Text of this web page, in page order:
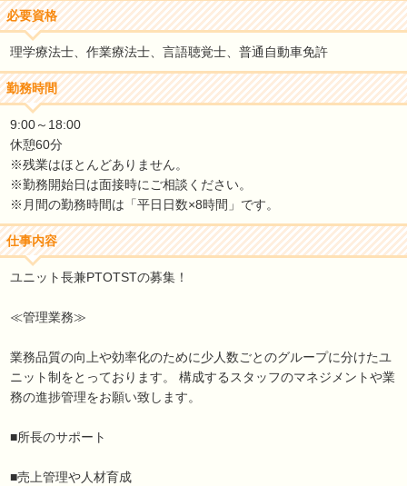
必要資格
理学療法士、作業療法士、言語聴覚士、普通自動車免許
勤務時間
9:00～18:00
休憩60分
※残業はほとんどありません。
※勤務開始日は面接時にご相談ください。
※月間の勤務時間は「平日日数×8時間」です。
仕事内容
ユニット長兼PTOTSTの募集！
≪管理業務≫
業務品質の向上や効率化のために少人数ごとのグループに分けたユ
ニット制をとっております。 構成するスタッフのマネジメントや業
務の進捗管理をお願い致します。
■所長のサポート
■売上管理や人材育成